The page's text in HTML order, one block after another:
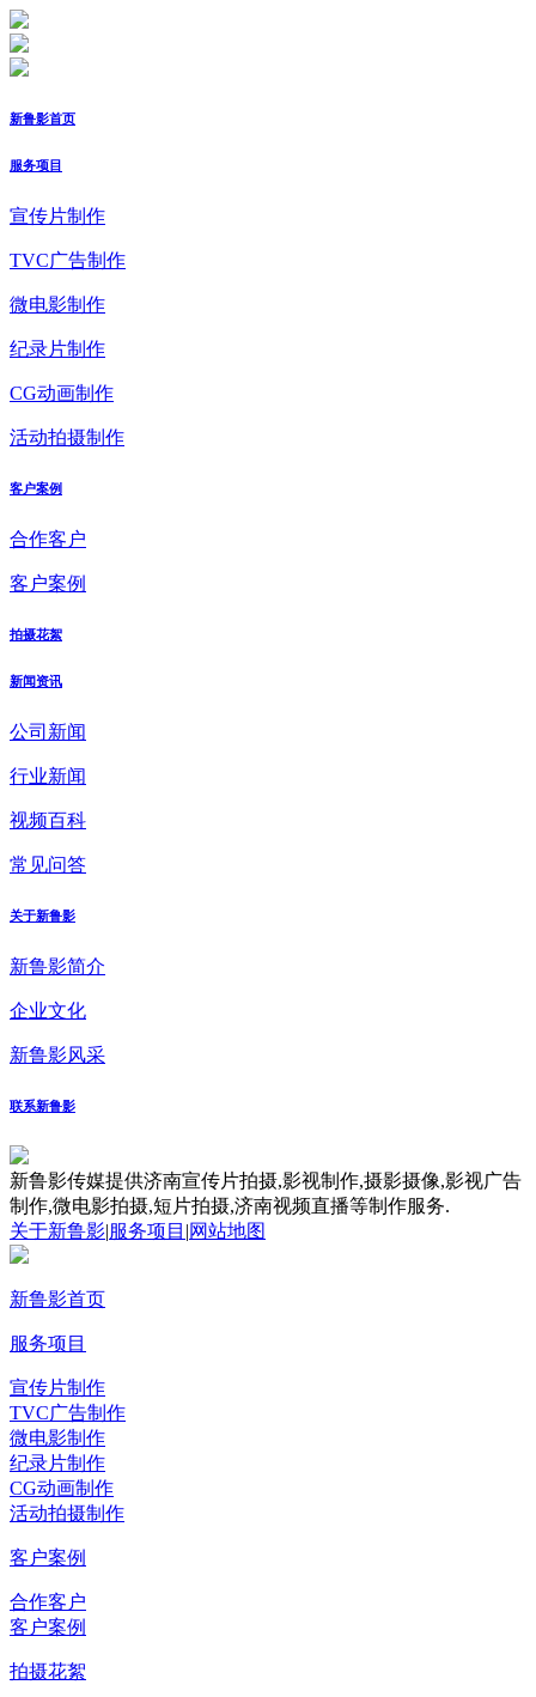
新鲁影首页
服务项目
宣传片制作
TVC广告制作
微电影制作
纪录片制作
CG动画制作
活动拍摄制作
客户案例
合作客户
客户案例
拍摄花絮
新闻资讯
公司新闻
行业新闻
视频百科
常见问答
关于新鲁影
新鲁影简介
企业文化
新鲁影风采
联系新鲁影
新鲁影传媒提供济南宣传片拍摄,影视制作,摄影摄像,影视广告
制作,微电影拍摄,短片拍摄,济南视频直播等制作服务.
关于新鲁影|服务项目 |网站地图
新鲁影首页
服务项目
宣传片制作
TVC广告制作
微电影制作
纪录片制作
CG动画制作
活动拍摄制作
客户案例
合作客户
客户案例
拍摄花絮